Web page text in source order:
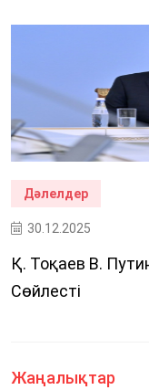
Дәлелдер
30.12.2025
Қ. Тоқаев В.
Сөйлесті
Жаңалықтар